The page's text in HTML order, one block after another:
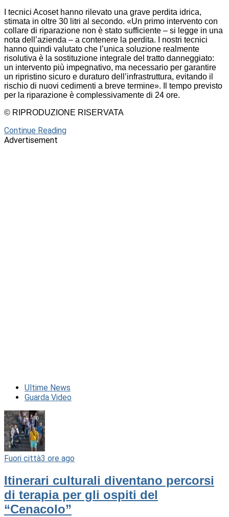
I tecnici Acoset hanno rilevato una grave perdita idrica,
stimata in oltre 30 litri al secondo. «Un primo intervento con
collare di riparazione non è stato sufficiente – si legge in una
nota dell’azienda – a contenere la perdita. I nostri tecnici
hanno quindi valutato che l’unica soluzione realmente
risolutiva è la sostituzione integrale del tratto danneggiato:
un intervento più impegnativo, ma necessario per garantire
un ripristino sicuro e duraturo dell’infrastruttura, evitando il
rischio di nuovi cedimenti a breve termine». Il tempo previsto
per la riparazione è complessivamente di 24 ore.
© RIPRODUZIONE RISERVATA
Continue Reading
Advertisement
Ultime News
Guarda Video
Fuori città3 ore ago
Itinerari culturali diventano percorsi
di terapia per gli ospiti del
“Cenacolo”